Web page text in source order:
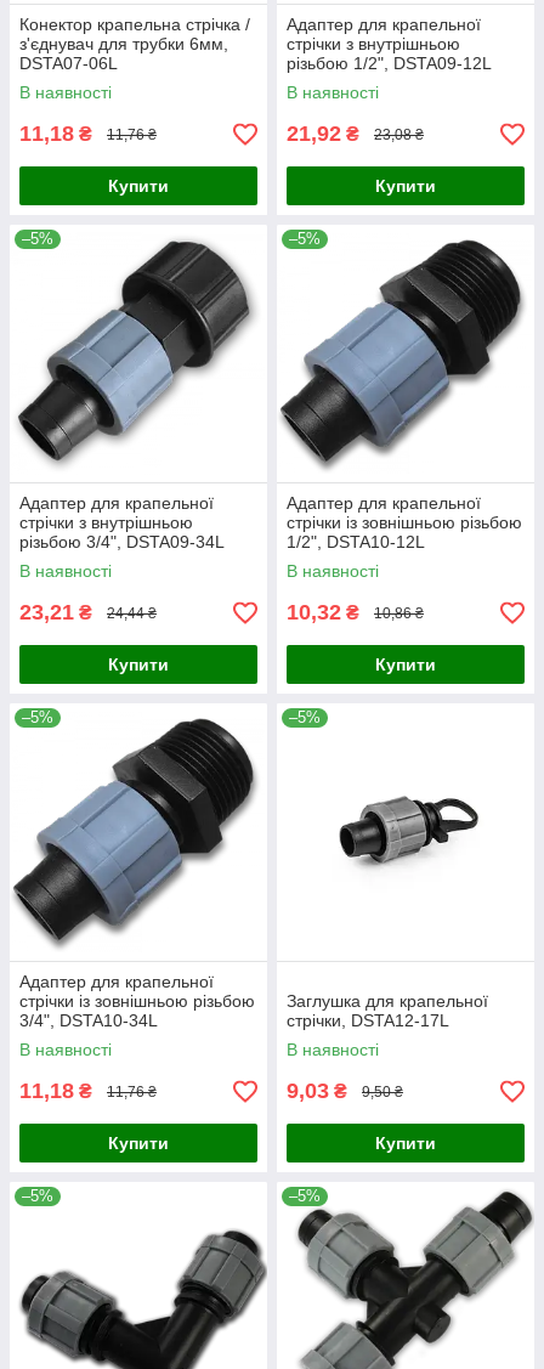
Конектор крапельна стрічка /
з'єднувач для трубки 6мм,
DSTA07-06L
В наявності
11,18 ₴ 11,76 ₴
Купити
Адаптер для крапельної
стрічки з внутрішньою
різьбою 1/2", DSTA09-12L
В наявності
21,92 ₴ 23,08 ₴
Купити
–5%
Адаптер для крапельної
стрічки з внутрішньою
різьбою 3/4", DSTA09-34L
В наявності
23,21 ₴ 24,44 ₴
Купити
–5%
Адаптер для крапельної
стрічки із зовнішньою різьбою
1/2", DSTA10-12L
В наявності
10,32 ₴ 10,86 ₴
Купити
–5%
Адаптер для крапельної
стрічки із зовнішньою різьбою
3/4", DSTA10-34L
В наявності
11,18 ₴ 11,76 ₴
Купити
–5%
Заглушка для крапельної
стрічки, DSTA12-17L
В наявності
9,03 ₴ 9,50 ₴
Купити
–5% –5%